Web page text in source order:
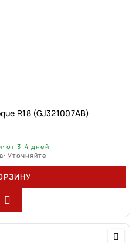
R18 (GJ321007АВ)
от 3-4 дней
Уточняйте